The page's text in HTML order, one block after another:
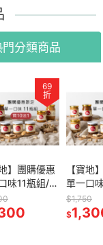
成份
門分類商品
69
折
地】團購優惠
味11瓶組/
味、日曬
糖、紅油、
蜂蜜、巧克
【寶地
單一口
無糖原
鹽、烤
大蒜、
$1,750
$
/
、
【寶地】團購優惠
單一口味5瓶組 /
無糖原味、日曬
鹽、烤糖、紅油、
大蒜、蜂蜜、巧克
$